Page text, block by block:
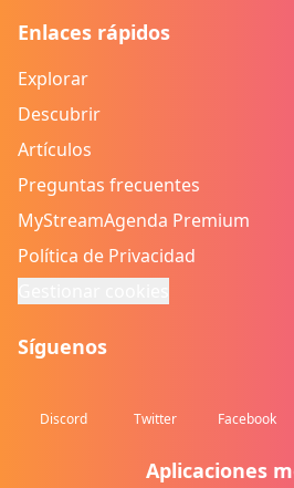
Enlaces rápidos
Explorar
Descubrir
Artículos
Preguntas frecuentes
MyStreamAgenda Premium
Política de Privacidad
Síguenos
Discord Twitter Facebook
Aplicaciones